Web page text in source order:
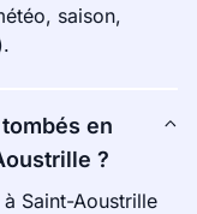
saison,
en
?
à Saint-Aoustrille